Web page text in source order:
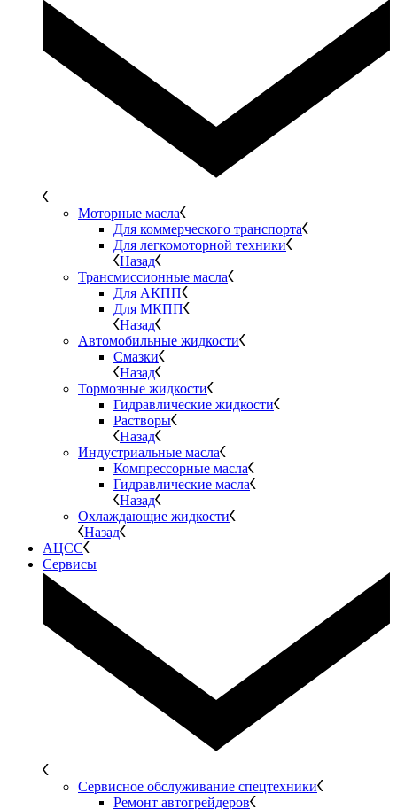
Моторные масла
Для коммерческого транспорта
Для легкомоторной техники
Назад
Трансмиссионные масла
Для АКПП
Для МКПП
Назад
Автомобильные жидкости
Смазки
Назад
Тормозные жидкости
Гидравлические жидкости
Растворы
Назад
Индустриальные масла
Компрессорные масла
Гидравлические масла
Назад
Охлаждающие жидкости
Назад
АЦСС
Сервисы
Сервисное обслуживание спецтехники
Ремонт автогрейдеров